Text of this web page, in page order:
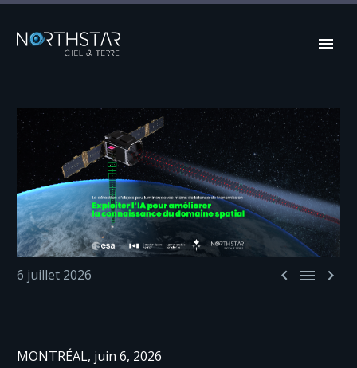
  
6 juillet 2026
MONTRÉAL, juin 6, 2026